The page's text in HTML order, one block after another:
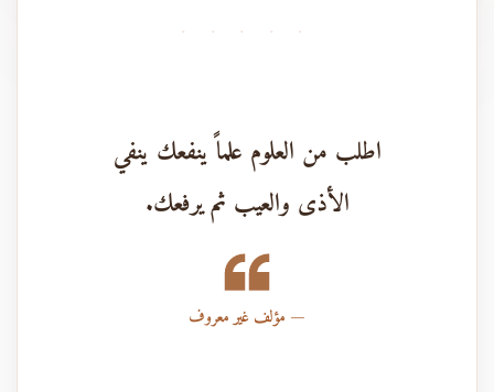
· · · · ·
اطلب من العلوم علماً ينفعك ينفي
الأذى والعيب ثم يرفعك.
مؤلف غير معروف